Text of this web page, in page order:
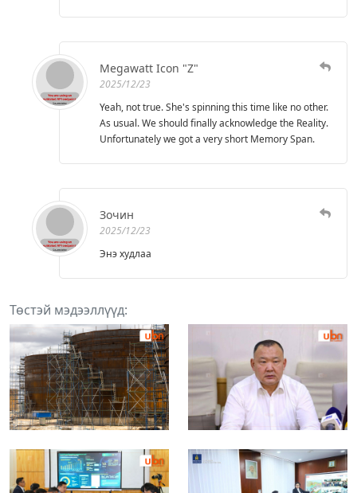
Megawatt Icon "Z"
2025/12/23
Yeah, not true. She's spinning this time like no other.
As usual. We should finally acknowledge the Reality.
Unfortunately we got a very short Memory Span.
Зочин
2025/12/23
Энэ худлаа
Төстэй мэдээллүүд: